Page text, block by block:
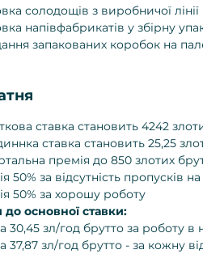
солодощів з виробничої лінії
напівфабрикатів у збірну
запакованих коробок на
ставка становить 4242
ставка становить 25,25
премія до 850 злотих
50% за відсутність пропусків
50% за хорошу роботу
основної ставки:
30,45 зл/год брутто за роботу в
37,87 зл/год брутто - за кожну